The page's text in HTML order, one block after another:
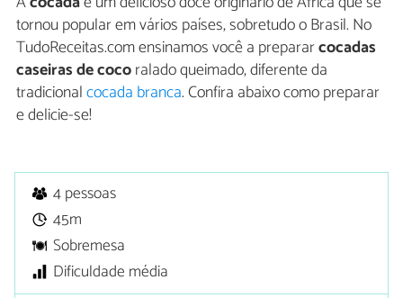
tornou popular em vários países, sobretudo o Brasil. No
TudoReceitas.com ensinamos você a prepararcocadas
caseiras de cocoralado queimado, diferente da
tradicionalcocada branca. Confira abaixo como preparar
e delicie-se!
4 pessoas
45m
Sobremesa
Dificuldade média